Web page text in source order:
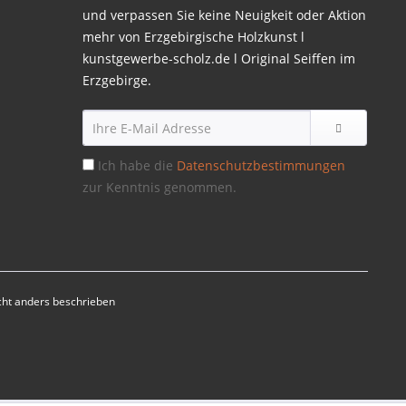
und verpassen Sie keine Neuigkeit oder Aktion
mehr von Erzgebirgische Holzkunst l
kunstgewerbe-scholz.de l Original Seiffen im
Erzgebirge.
Ich habe die Datenschutzbestimmungen
zur Kenntnis genommen.
anders beschrieben